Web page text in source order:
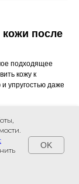
кожи после
подходящее
кожу к
упругостью даже
мифы и
OK